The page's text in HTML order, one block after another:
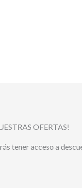
OFERTAS!
tener acceso a